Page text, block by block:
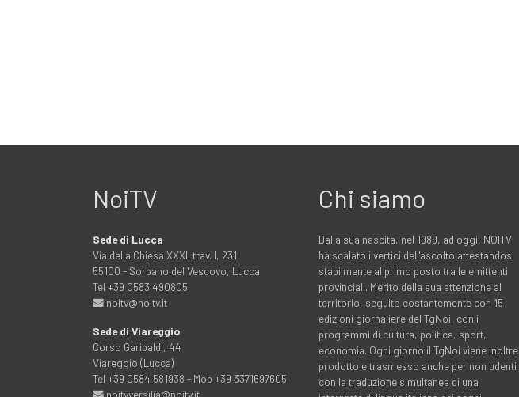
NoiTV
Sede di Lucca
Via della Chiesa XXXII trav. I, 231
55100 - Sorbano del Vescovo, Lucca
Tel +39 0583 490805
noitv@noitv.it
Sede di Viareggio
Corso Garibaldi, 44
Viareggio (Lucca)
Tel +39 0584 581938 - Mob +39 3371697605
noitvversilia@noitv.it
Chi siamo
Dalla sua nascita, nel 1989, ad oggi, NOITV
ha scalato i vertici dell'ascolto attestandosi
stabilmente al primo posto tra le emittenti
provinciali. Merito della sua attenzione al
territorio, seguito costantemente con 15
edizioni giornaliere del TgNoi, con i
programmi di cultura, politica, sport,
economia. Ogni giorno il TgNoi viene inoltre
prodotto e trasmesso anche per non udenti
con la traduzione simultanea di una